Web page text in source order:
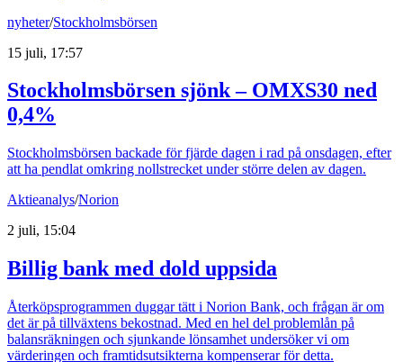
nyheter/Stockholmsbörsen
15 juli, 17:57
Stockholmsbörsen sjönk – OMXS30 ned
0,4%
Stockholmsbörsen backade för fjärde dagen i rad på onsdagen, efter
att ha pendlat omkring nollstrecket under större delen av dagen.
Aktieanalys/Norion
2 juli, 15:04
Billig bank med dold uppsida
Återköpsprogrammen duggar tätt i Norion Bank, och frågan är om
det är på tillväxtens bekostnad. Med en hel del problemlån på
balansräkningen och sjunkande lönsamhet undersöker vi om
värderingen och framtidsutsikterna kompenserar för detta.